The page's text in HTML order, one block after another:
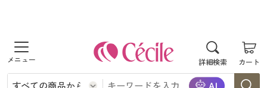
詳細検索 カート
商品を探す
レディース
レディース
レディース通販すべて
インナー・下着